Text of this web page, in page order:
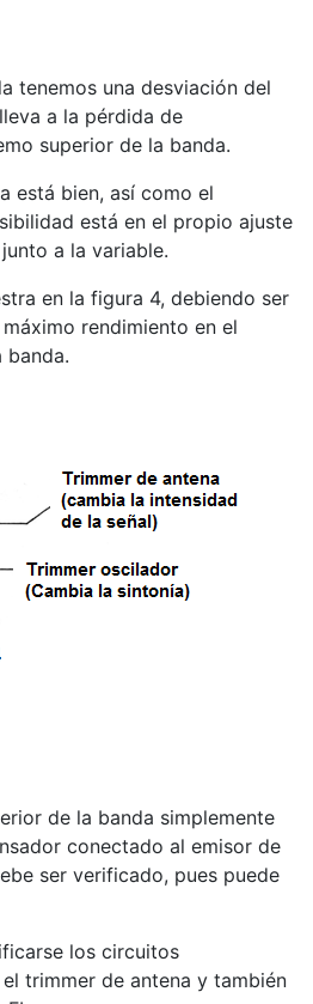
tenemos una desviación del
a la pérdida de
superior de la banda.
está bien, así como el
está en el propio ajuste
a la variable.
en la figura 4, debiendo ser
rendimiento en el
banda.
de la banda simplemente
conectado al emisor de
ser verificado, pues puede
los circuitos
trimmer de antena y también